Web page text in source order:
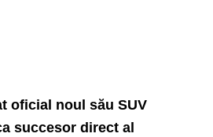
oficial noul său SUV
succesor direct al